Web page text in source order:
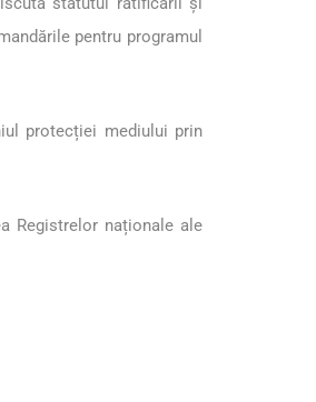
pentru programul
protecției mediului prin
Registrelor naționale ale